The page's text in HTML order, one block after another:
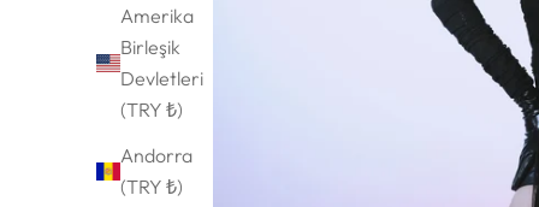
Amerika
Birleşik
Devletleri
(TRY ₺)
Andorra
(TRY ₺)